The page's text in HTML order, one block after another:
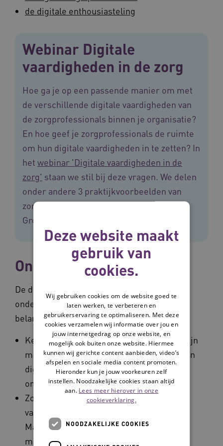
de digitale enthousiasteling
Webinar Digitale
vaardigheden in de zorg
Hoe ga je op een passende manier om met
de verschillende digitale vaardigheden van
de zorgprofessionals binnen je organisatie?
En hoe geef je zorgprofessionals de ruimte
om hun digitale vaardigheden in te zetten? In
het webinar 'Digitale vaardigheden in de
zorg' staan we stil bij deze vragen. We delen
onder andere 3 praktijkvoorbeelden van
zorgaanbieders ViVa! Zorggroep, Dimence
Groep en Buurtteams.
Onderzoek naar digitypes
De digitypes zijn ontwikkeld op basis van
onderzoek. Uit het onderzoek kwamen 2
belangrijke conclusies:
Kennis, motivatie, zelfbeeld en houding zijn
minstens zo belangrijk voor de adoptie van
digitale middelen als alleen de
ontwikkeling van digitale vaardigheden.
Zorgprofessionals ontwikkelen digitale
vaardigheden op verschillende manieren.
Maar bij de implementatie van digitale
middelen houden zorgaanbieders vaak
Deze website maakt
gebruik van
cookies.
Wij gebruiken cookies om de website goed te
laten werken, te verbeteren en
gebruikerservaring te optimaliseren. Met deze
cookies verzamelen wij informatie over jou en
jouw internetgedrag op onze website, en
mogelijk ook buiten onze website. Hiermee
kunnen wij gerichte content aanbieden, video’s
afspelen en sociale media content promoten.
Hieronder kun je jouw voorkeuren zelf
instellen. Noodzakelijke cookies staan altijd
aan. Lees meer hierover in onze
cookieverklaring.
NOODZAKELIJKE COOKIES